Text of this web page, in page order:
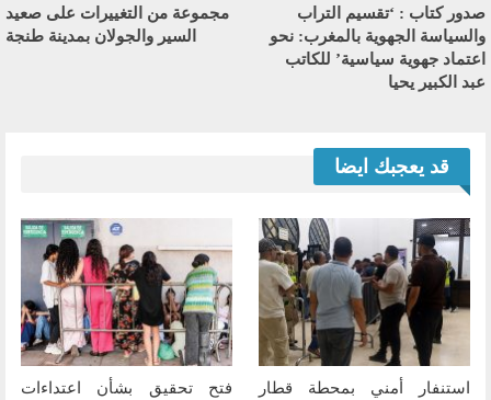
صدور كتاب : ‘تقسيم التراب
والسياسة الجهوية بالمغرب: نحو
اعتماد جهوية سياسية’ للكاتب
عبد الكبير يحيا
مجموعة من التغييرات على صعيد
السير والجولان بمدينة طنجة
قد يعجبك ايضا
استنفار أمني بمحطة قطار
فتح تحقيق بشأن اعتداءات